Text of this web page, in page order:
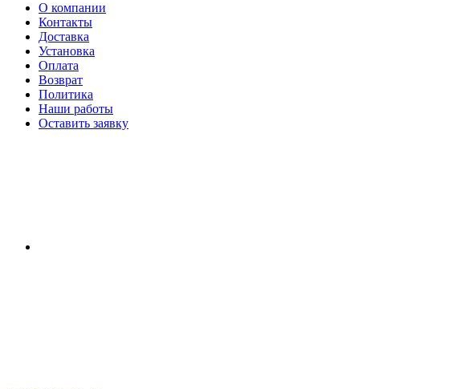
О компании
Контакты
Доставка
Установка
Оплата
Возврат
Политика
Наши работы
Оставить заявку